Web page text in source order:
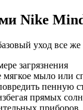
Nike
уход все же
загрязнения
мягкое мыло или
пенную
прямых
приборов